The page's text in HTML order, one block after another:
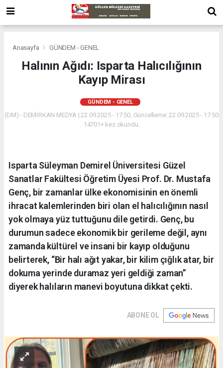
Anasayfa GÜNDEM - GENEL
Halının Ağıdı: Isparta Halıcılığının
Kayıp Mirası
GÜNDEM - GENEL
(DM) - DEMİRKAN MEDYA | 22.09.2025 - 17:50, Güncelleme: 22.09.2025 - 17:50
14701+ kez okundu.
​Isparta Süleyman Demirel Üniversitesi Güzel
Sanatlar Fakültesi Öğretim Üyesi Prof. Dr. Mustafa
Genç, bir zamanlar ülke ekonomisinin en önemli
ihracat kalemlerinden biri olan el halıcılığının nasıl
yok olmaya yüz tuttuğunu dile getirdi. Genç, bu
durumun sadece ekonomik bir gerileme değil, aynı
zamanda kültürel ve insani bir kayıp olduğunu
belirterek, “Bir halı ağıt yakar, bir kilim çığlık atar, bir
dokuma yerinde duramaz yeri geldiği zaman”
diyerek halıların manevi boyutuna dikkat çekti.
ABONE OL